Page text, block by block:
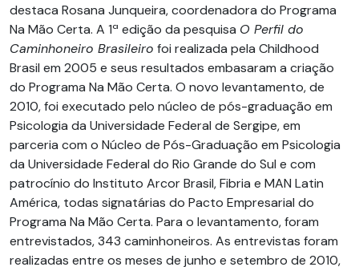
destaca Rosana Junqueira, coordenadora do Programa
Na Mão Certa. A 1ª edição da pesquisa O Perfil do
Caminhoneiro Brasileiro foi realizada pela Childhood
Brasil em 2005 e seus resultados embasaram a criação
do Programa Na Mão Certa. O novo levantamento, de
2010, foi executado pelo núcleo de pós-graduação em
Psicologia da Universidade Federal de Sergipe, em
parceria com o Núcleo de Pós-Graduação em Psicologia
da Universidade Federal do Rio Grande do Sul e com
patrocínio do Instituto Arcor Brasil, Fibria e MAN Latin
América, todas signatárias do Pacto Empresarial do
Programa Na Mão Certa. Para o levantamento, foram
entrevistados, 343 caminhoneiros. As entrevistas foram
realizadas entre os meses de junho e setembro de 2010,